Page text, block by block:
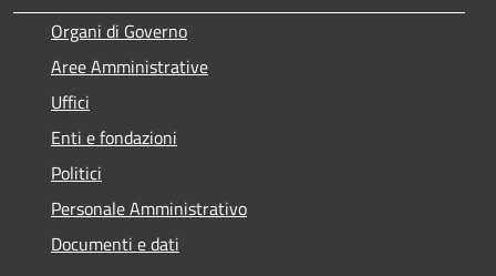
Organi di Governo
Aree Amministrative
Uffici
Enti e fondazioni
Politici
Personale Amministrativo
Documenti e dati